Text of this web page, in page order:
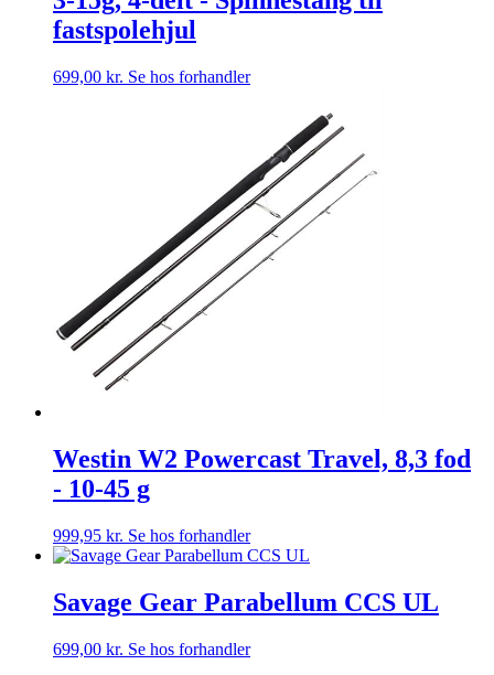
fastspolehjul
699,00 kr. Se hos forhandler
Westin W2 Powercast Travel, 8,3 fod
- 10-45 g
999,95 kr. Se hos forhandler
Savage Gear Parabellum CCS UL
699,00 kr. Se hos forhandler